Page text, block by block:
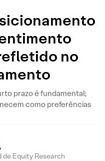
no
prazo é fundamental;
como preferências
de Equity Research